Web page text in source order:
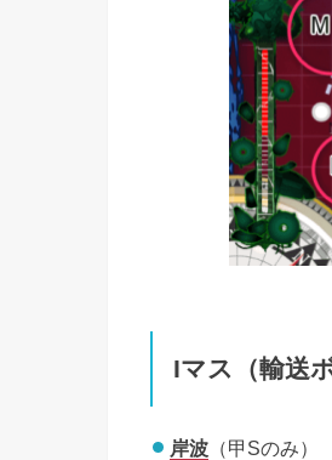
Iマス（輸送
岸波 （甲Sのみ）